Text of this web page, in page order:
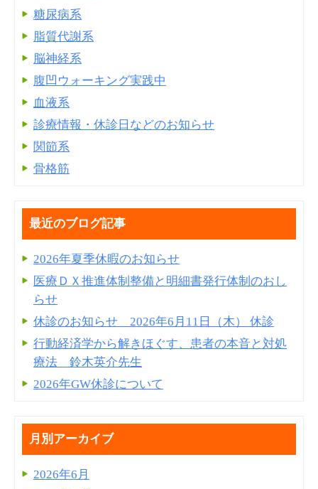
糖尿病系
脂質代謝系
脳神経系
腹凹ウォーキング実践中
血液系
診療情報・休診日などのお知らせ
関節系
骨格筋
最近のブログ記事
2026年夏季休暇のお知らせ
医療ＤＸ推進体制整備と明細書発⾏体制のおし
らせ
休診のお知らせ 2026年6月11日（木） 休診
行動経済学から解きほぐす、患者の本音と対処
療法 鈴木英介先生
2026年GW休診について
月別アーカイブ
2026年6月